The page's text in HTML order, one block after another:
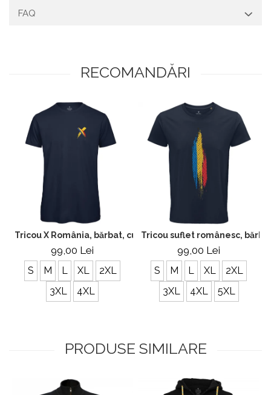
FAQ
RECOMANDĂRI
Tricou X România, bărbat, culoare bleumarin, CRP120
99,00 Lei
S M L XL
2XL
3XL
4XL
Tricou suflet românesc,
99,00 Lei
S M L XL
2XL
3XL
4XL 5XL
PRODUSE SIMILARE